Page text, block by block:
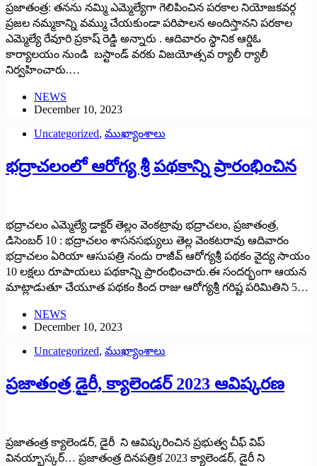
ప్రజాతంత్ర: తనను నమ్మి ఎమ్మెల్యేగా గెలిపించిన పరకాల నియోజకవర్గ
ప్రజల నమ్మకాన్ని వమ్ము చేయకుండా పరిపాలన అందిస్తానని పరకాల
ఎమ్మెల్యే రేవూరి ప్రకాష్ రెడ్డి అన్నారు . ఆదివారం స్థానిక ఆర్డిఓ
కార్యాలయం నుండి బస్టాండ్ వరకు విజయోత్సవ ర్యాలీ ర్యాలీ
నిర్వహించారు.…
NEWS
December 10, 2023
Uncategorized, ముఖ్యాంశాలు
భద్రాచలంలో ఆరోగ్య శ్రీ పథకాన్ని ప్రారంభించిన
భద్రాచలం ఎమ్మెల్యే డాక్టర్ తెల్లం వెంకట్రావు భద్రాచలం, ప్రజాతంత్ర,
డిసెంబర్ 10 : భద్రాచలం శాసనసభ్యులు తెల్ల వెంకటరావు ఆదివారం
భద్రాచలం ఏరియా ఆసుపత్రి నందు రాజీవ్ ఆరోగ్యశ్రీ పథకం వైద్య సాయం
10 లక్షలు రూపాయలు పథకాన్ని ప్రారంభించారు.ఈ సందర్భంగా ఆయన
మాట్లాడుతూ చేయూత పథకం కింద రాజు ఆరోగ్యశ్రీ గరిష్ట పరిమితిని 5…
NEWS
December 10, 2023
Uncategorized, ముఖ్యాంశాలు
ప్రజాతంత్ర డైరీ, క్యాలెండర్ 2023 ఆవిష్కరణ
ప్రజాతంత్ర క్యాలెండర్, డైరీ ని ఆవిష్కరించిన ప్రభుత్వ చీఫ్ విప్
వినయ్భాస్కర్… ప్రజాతంత్ర దినపత్రిక 2023 క్యాలెండర్, డైరీ ని